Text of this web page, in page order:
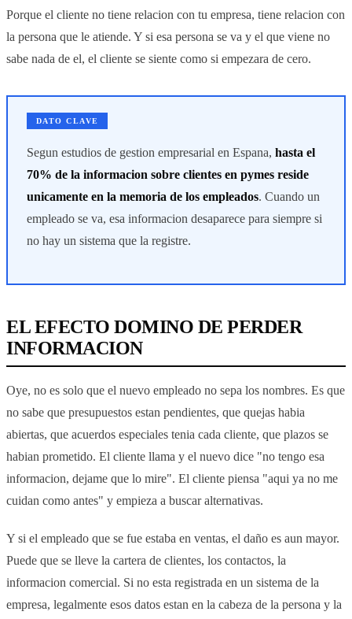
Porque el cliente no tiene relacion con tu empresa, tiene relacion con
la persona que le atiende. Y si esa persona se va y el que viene no
sabe nada de el, el cliente se siente como si empezara de cero.
DATO CLAVE
Segun estudios de gestion empresarial en Espana, hasta el
70% de la informacion sobre clientes en pymes reside
unicamente en la memoria de los empleados. Cuando un
empleado se va, esa informacion desaparece para siempre si
no hay un sistema que la registre.
EL EFECTO DOMINO DE PERDER
INFORMACION
Oye, no es solo que el nuevo empleado no sepa los nombres. Es que
no sabe que presupuestos estan pendientes, que quejas habia
abiertas, que acuerdos especiales tenia cada cliente, que plazos se
habian prometido. El cliente llama y el nuevo dice "no tengo esa
informacion, dejame que lo mire". El cliente piensa "aqui ya no me
cuidan como antes" y empieza a buscar alternativas.
Y si el empleado que se fue estaba en ventas, el daño es aun mayor.
Puede que se lleve la cartera de clientes, los contactos, la
informacion comercial. Si no esta registrada en un sistema de la
empresa, legalmente esos datos estan en la cabeza de la persona y la